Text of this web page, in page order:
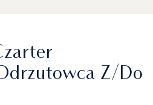
węzeł lotnictwa
od miasta. Transfery z
bezpośredni
luksusowych hoteli,
Z/do